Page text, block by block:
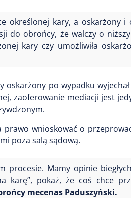
określonej kary, a oskarżony i
do obrońcy, że walczy o
kary czy umożliwiła
oskarżony po wypadku
zaoferowanie mediacji jest
prawo wnioskować o
poza salą sądową.
Mamy opinie
karę”, pokaż, że coś chce
mecenas Paduszyński.